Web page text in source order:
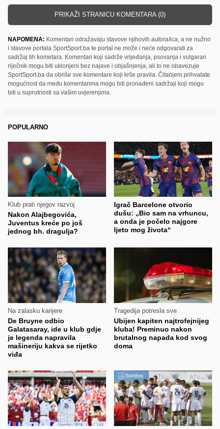
PRIKAŽI STRANICU KOMENTARA (0)
NAPOMENA: Komentari odražavaju stavove njihovih autora/ica, a ne nužno
i stavove portala SportSport.ba te portal ne može i neće odgovarati za
sadržaj tih kometara. Komentari koji sadrže vrijeđanja, psovanja i vulgaran
riječnik mogu biti uklonjeni bez najave i objašnjenja, ali to ne obavezuje
SportSport.ba da obriše sve komentare koji krše pravila. Čitanjem prihvatate
mogućnost da među komentarima mogu biti pronađeni sadržaji koji mogu
biti u suprotnosti sa vašim uvjerenjima.
POPULARNO
Klub prati njegov razvoj
Nakon Alajbegovića,
Juventus kreće po još
jednog bh. dragulja?
Igrač Barcelone otvorio
dušu: „Bio sam na vrhuncu,
a onda je počelo najgore
ljeto mog života“
Na zalasku karijere
De Bruyne odbio
Galatasaray, ide u klub gdje
je legenda napravila
mašineriju kakva se rijetko
viđa
Tragedija potresla sve
Ubijen kapiten najtrofejnijeg
kluba! Preminuo nakon
brutalnog napada kod svog
doma